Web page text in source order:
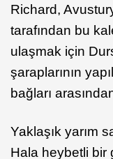
Richard,
tarafından bu
ulaşmak için
şaraplarının
bağları
Yaklaşık yarım
Hala heybetli bir